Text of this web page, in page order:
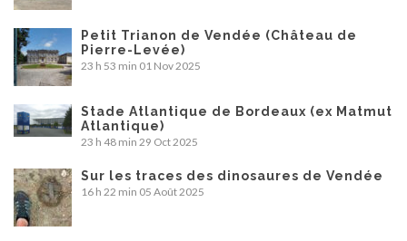
Petit Trianon de Vendée (Château de
Pierre-Levée)
23 h 53 min 01 Nov 2025
Stade Atlantique de Bordeaux (ex Matmut
Atlantique)
23 h 48 min 29 Oct 2025
Sur les traces des dinosaures de Vendée
16 h 22 min 05 Août 2025